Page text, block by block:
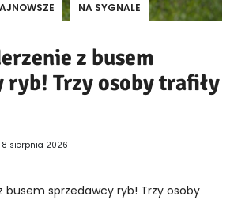
NA SYGNALE
z busem
ryb! Trzy osoby trafiły
8 sierpnia 2026
busem sprzedawcy ryb! Trzy osoby